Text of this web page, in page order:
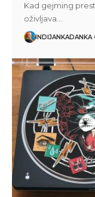
Kad gejming
oživljava…
INDIJANKADANKA